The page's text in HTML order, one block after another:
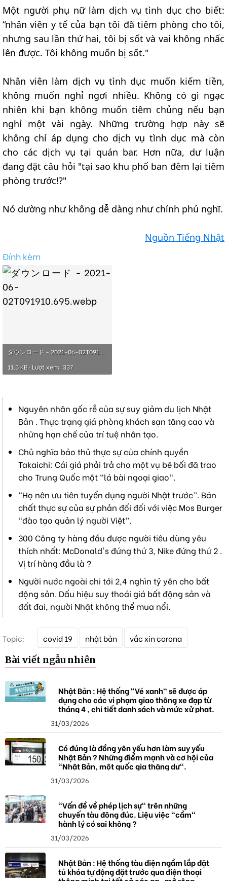
Một người phụ nữ làm dịch vụ tình dục cho biết:
“nhân viên y tế của bạn tôi đã tiêm phòng cho tôi,
nhưng sau lần thứ hai, tôi bị sốt và vai không nhấc
lên được. Tôi không muốn bị sốt."
Nhân viên làm dịch vụ tình dục muốn kiếm tiền,
không muốn nghỉ ngơi nhiều. Không có gì ngạc
nhiên khi bạn không muốn tiêm chủng nếu bạn
nghỉ một vài ngày. Những trường hợp này sẽ
không chỉ áp dụng cho dịch vụ tình dục mà còn
cho các dịch vụ tại quán bar. Hơn nữa, dư luận
đang đặt câu hỏi "tại sao khu phố ban đêm lại tiêm
phòng trước!?"
Nó dường như không dễ dàng như chính phủ nghĩ.
Nguồn Tiếng Nhật
Đính kèm
ダウンロード - 2021-06-02T091910.695.webp
11.5 KB · Lượt xem: 337
Nguyên nhân gốc rễ của sự suy giảm du lịch Nhật
Bản . Thực trạng giá phòng khách sạn tăng cao và
những hạn chế của trí tuệ nhân tạo.
Chủ nghĩa bảo thủ thực sự của chính quyền
Takaichi: Cái giá phải trả cho một vụ bê bối đã trao
cho Trung Quốc một "lá bài ngoại giao".
“Họ nên ưu tiên tuyển dụng người Nhật trước”. Bản
chất thực sự của sự phản đối đối với việc Mos Burger
“đào tạo quản lý người Việt”.
300 Công ty hàng đầu được người tiêu dùng yêu
thích nhất: McDonald's đứng thứ 3, Nike đứng thứ 2 .
Vị trí hàng đầu là ?
Người nước ngoài chi tới 2,4 nghìn tỷ yên cho bất
động sản. Dấu hiệu suy thoái giá bất động sản và
đất đai, người Nhật không thể mua nổi.
Topic:
k
h
a
covid 19 nhật bản vắc xin corona
Bài viết ngẫu nhiên
Nhật Bản : Hệ thống "Vé xanh" sẽ được áp
dụng cho các vi phạm giao thông xe đạp từ
tháng 4 , chi tiết danh sách và mức xử phạt.
31/03/2026
Có đúng là đồng yên yếu hơn làm suy yếu
Nhật Bản ? Những điểm mạnh và cơ hội của
"Nhật Bản, một quốc gia thặng dư".
31/03/2026
"Vấn đề về phép lịch sự" trên những
chuyến tàu đông đúc. Liệu việc "cầm"
hành lý có sai không ?
31/03/2026
Nhật Bản : Hệ thống tàu điện ngầm lắp đặt
tủ khóa tự động đặt trước qua điện thoại